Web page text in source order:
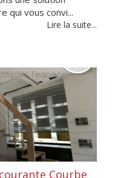
qui vous convi...
Lire la suite...
Courbe